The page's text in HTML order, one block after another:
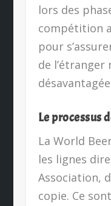
lors des
compétition
pour
de l’étranger
Le processus
La World
les lignes
Association,
copie. Ce